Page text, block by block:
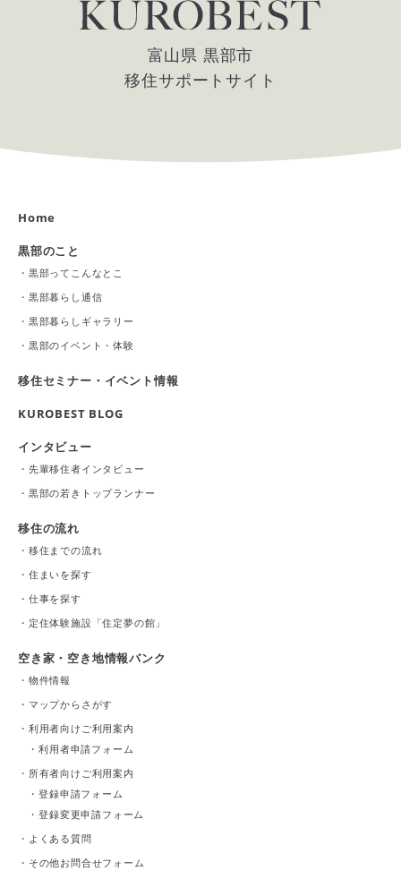
富山県 黒部市
移住サポートサイト
Home
黒部のこと
・ 黒部ってこんなとこ
・ 黒部暮らし通信
・ 黒部暮らしギャラリー
・ 黒部のイベント・体験
移住セミナー・イベント情報
KUROBEST BLOG
インタビュー
・ 先輩移住者インタビュー
・ 黒部の若きトップランナー
移住の流れ
・ 移住までの流れ
・ 住まいを探す
・ 仕事を探す
・ 定住体験施設「住定夢の館」
空き家・空き地情報バンク
・ 物件情報
・ マップからさがす
・ 利用者向けご利用案内
・利用者申請フォーム
・ 所有者向けご利用案内
・登録申請フォーム
・登録変更申請フォーム
・ よくある質問
・ その他お問合せフォーム